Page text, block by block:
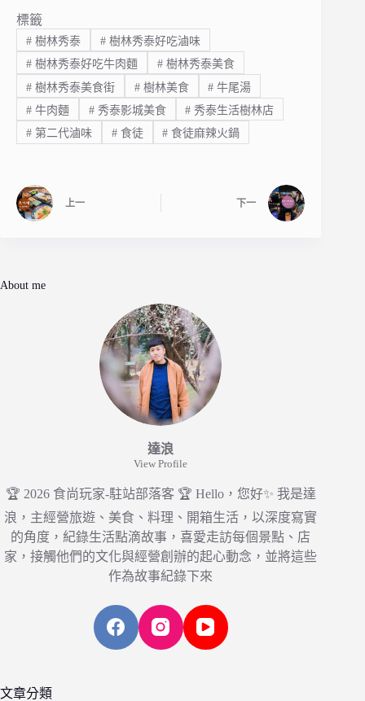
標籤
#樹林秀泰 #樹林秀泰好吃滷味
#樹林秀泰好吃牛肉麵 #樹林秀泰美食
#樹林秀泰美食街 #樹林美食 # 牛尾湯
#牛肉麵 #秀泰影城美食 # 秀泰生活樹林店
#第二代滷味 #食徒 # 食徒麻辣火鍋
上一 下一
About me
達浪
View Profile
🏆 2026 食尚玩家-駐站部落客 🏆 Hello，您好✨ 我是達
浪，主經營旅遊、美食、料理、開箱生活，以深度寫實
的角度，紀錄生活點滴故事，喜愛走訪每個景點、店
家，接觸他們的文化與經營創辦的起心動念，並將這些
作為故事紀錄下來
文章分類